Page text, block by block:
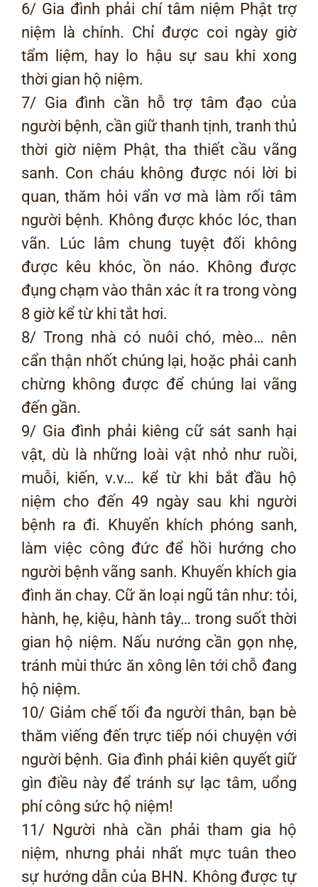
6/ Gia đình phải chí tâm niệm Phật trợ
niệm là chính. Chỉ được coi ngày giờ
tẩm liệm, hay lo hậu sự sau khi xong
thời gian hộ niệm.
7/ Gia đình cần hỗ trợ tâm đạo của
người bệnh, cần giữ thanh tịnh, tranh thủ
thời giờ niệm Phật, tha thiết cầu vãng
sanh. Con cháu không được nói lời bi
quan, thăm hỏi vẩn vơ mà làm rối tâm
người bệnh. Không được khóc lóc, than
vãn. Lúc lâm chung tuyệt đối không
được kêu khóc, ồn náo. Không được
đụng chạm vào thân xác ít ra trong vòng
8 giờ kể từ khi tắt hơi.
8/ Trong nhà có nuôi chó, mèo… nên
cẩn thận nhốt chúng lại, hoặc phải canh
chừng không được để chúng lai vãng
đến gần.
9/ Gia đình phải kiêng cữ sát sanh hại
vật, dù là những loài vật nhỏ như ruồi,
muỗi, kiến, v.v… kể từ khi bắt đầu hộ
niệm cho đến 49 ngày sau khi người
bệnh ra đi. Khuyến khích phóng sanh,
làm việc công đức để hồi hướng cho
người bệnh vãng sanh. Khuyến khích gia
đình ăn chay. Cữ ăn loại ngũ tân như: tỏi,
hành, hẹ, kiệu, hành tây… trong suốt thời
gian hộ niệm. Nấu nướng cần gọn nhẹ,
tránh mùi thức ăn xông lên tới chỗ đang
hộ niệm.
10/ Giảm chế tối đa người thân, bạn bè
thăm viếng đến trực tiếp nói chuyện với
người bệnh. Gia đình phải kiên quyết giữ
gìn điều này để tránh sự lạc tâm, uổng
phí công sức hộ niệm!
11/ Người nhà cần phải tham gia hộ
niệm, nhưng phải nhất mực tuân theo
sự hướng dẫn của BHN. Không được tự